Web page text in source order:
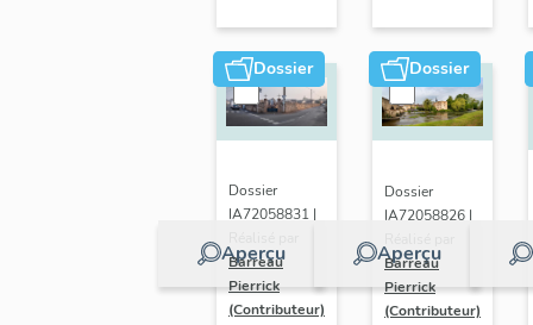
le-
Rotrou
Dossier
Aperçu
Dossier
IA72058831 |
Barreau
Pierrick
(Contributeur)
Dossier
Aperçu
Dossier
IA72058826 |
Barreau
Pierrick
(Contributeur)